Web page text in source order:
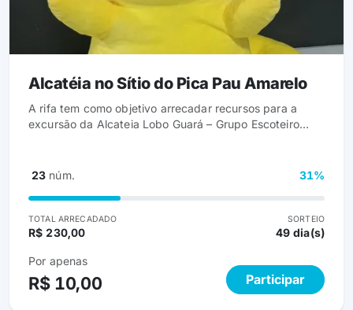
Alcatéia no Sítio do Pica Pau Amarelo
A rifa tem como objetivo arrecadar recursos para a
excursão da Alcateia Lobo Guará – Grupo Escoteiro
23 núm. 31%
TOTAL ARRECADADO
R$ 230,00
SORTEIO
49 dia(s)
Por apenas
R$ 10,00 Participar